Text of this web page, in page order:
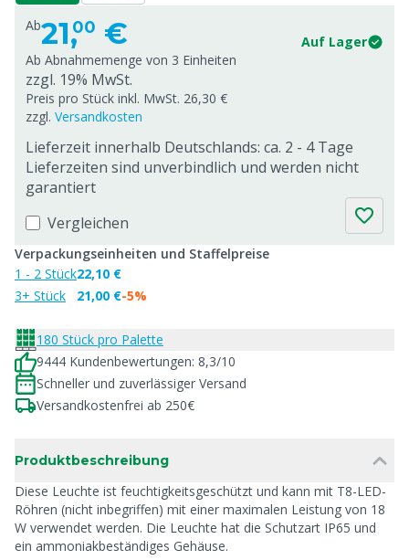
Ab21,00 €
Auf Lager
Ab Abnahmemenge von 3 Einheiten
zzgl. 19% MwSt.
Preis pro Stück inkl. MwSt. 26,30 €
zzgl. Versandkosten
Lieferzeit innerhalb Deutschlands: ca. 2 - 4 Tage
Lieferzeiten sind unverbindlich und werden nicht
garantiert
Vergleichen
Verpackungseinheiten und Staffelpreise
1 - 2 Stück
3+ Stück
22,10 €
21,00 €-5%
180 Stück pro Palette
9444 Kundenbewertungen: 8,3/10
Schneller und zuverlässiger Versand
Versandkostenfrei ab 250€
Produktbeschreibung
Diese Leuchte ist feuchtigkeitsgeschützt und kann mit T8-LED-
Röhren (nicht inbegriffen) mit einer maximalen Leistung von 18
W verwendet werden. Die Leuchte hat die Schutzart IP65 und
ein ammoniakbeständiges Gehäuse.